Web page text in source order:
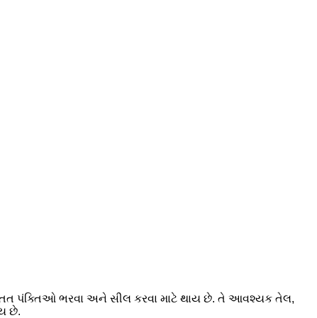
સતત પંક્તિઓ ભરવા અને સીલ કરવા માટે થાય છે. તે આવશ્યક તેલ,
છે.